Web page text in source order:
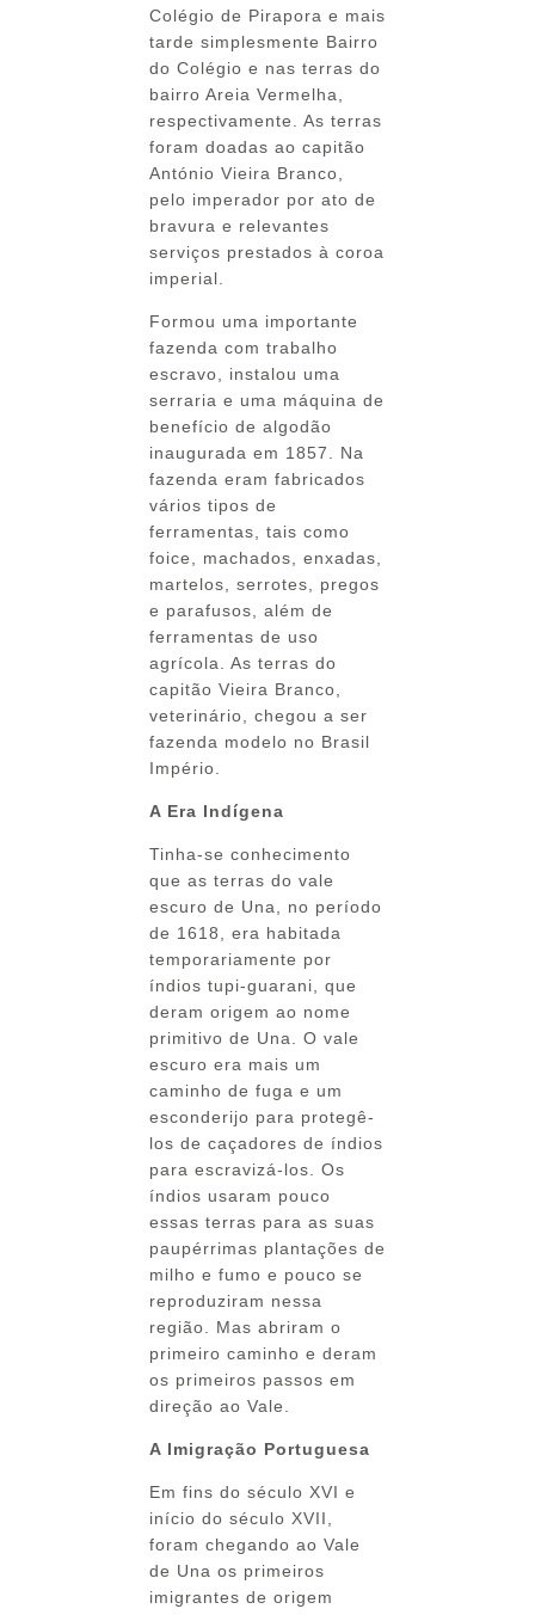
Colégio de Pirapora e mais
tarde simplesmente Bairro
do Colégio e nas terras do
bairro Areia Vermelha,
respectivamente. As terras
foram doadas ao capitão
António Vieira Branco,
pelo imperador por ato de
bravura e relevantes
serviços prestados à coroa
imperial.
Formou uma importante
fazenda com trabalho
escravo, instalou uma
serraria e uma máquina de
benefício de algodão
inaugurada em 1857. Na
fazenda eram fabricados
vários tipos de
ferramentas, tais como
foice, machados, enxadas,
martelos, serrotes, pregos
e parafusos, além de
ferramentas de uso
agrícola. As terras do
capitão Vieira Branco,
veterinário, chegou a ser
fazenda modelo no Brasil
Império.
A Era Indígena
Tinha-se conhecimento
que as terras do vale
escuro de Una, no período
de 1618, era habitada
temporariamente por
índios tupi-guarani, que
deram origem ao nome
primitivo de Una. O vale
escuro era mais um
caminho de fuga e um
esconderijo para protegê-
los de caçadores de índios
para escravizá-los. Os
índios usaram pouco
essas terras para as suas
paupérrimas plantações de
milho e fumo e pouco se
reproduziram nessa
região. Mas abriram o
primeiro caminho e deram
os primeiros passos em
direção ao Vale.
A Imigração Portuguesa
Em fins do século XVI e
início do século XVII,
foram chegando ao Vale
de Una os primeiros
imigrantes de origem